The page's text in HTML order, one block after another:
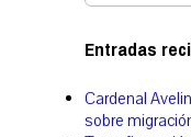
Entradas
Cardenal
sobre